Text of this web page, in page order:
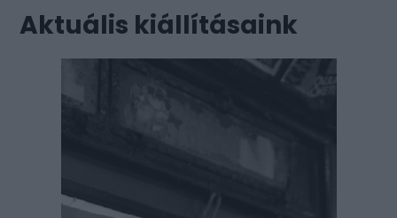
Aktuális kiállításaink